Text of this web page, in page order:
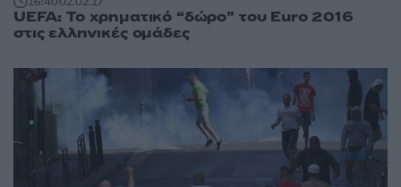
UEFA: Το χρηματικό “δώρο” του Euro 2016
στις ελληνικές ομάδες